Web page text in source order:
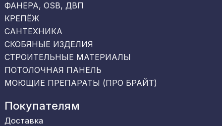
ФАНЕРА, OSB, ДВП
КРЕПЁЖ
САНТЕХНИКА
СКОБЯНЫЕ ИЗДЕЛИЯ
СТРОИТЕЛЬНЫЕ МАТЕРИАЛЫ
ПОТОЛОЧНАЯ ПАНЕЛЬ
МОЮЩИЕ ПРЕПАРАТЫ (ПРО БРАЙТ)
Покупателям
Доставка